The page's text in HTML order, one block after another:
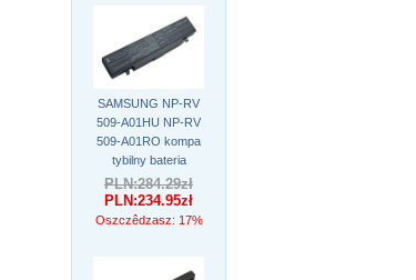
SAMSUNG NP-RV
509-A01HU NP-RV
509-A01RO kompa
tybilny bateria
PLN:284.29zł
PLN:234.95zł
Oszczêdzasz: 17%